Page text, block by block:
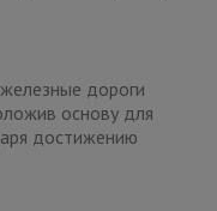
дороги
основу для
достижению